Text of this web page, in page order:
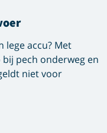
lege accu? Met
pech onderweg en
niet voor